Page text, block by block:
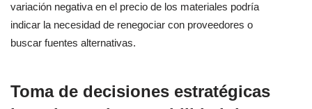
variación negativa en el precio de los materiales podría
indicar la necesidad de renegociar con proveedores o
buscar fuentes alternativas.
Toma de decisiones estratégicas